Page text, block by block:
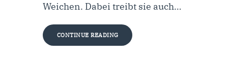
Weichen. Dabei treibt sie auch…
CONTINUE READING